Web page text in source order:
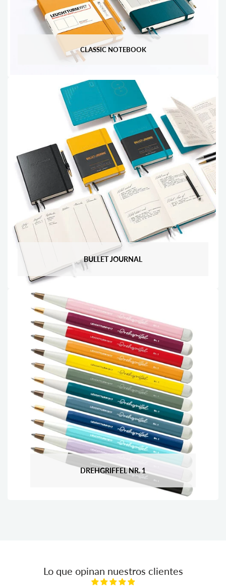
CLASSIC NOTEBOOK
BULLET JOURNAL
DREHGRIFFEL NR. 1
Lo que opinan nuestros clientes